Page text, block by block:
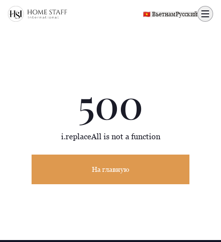
500 page
🇻🇳 ВьетнамРусский
500
i.replaceAll is not a function
На главную